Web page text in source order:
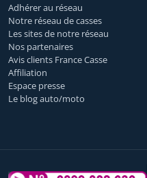
Adhérer au réseau
Notre réseau de casses
Les sites de notre réseau
Nos partenaires
Avis clients France Casse
Affiliation
Espace presse
Le blog auto/moto